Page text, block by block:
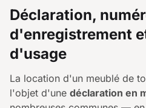
Déclaration,
d'enregistrement
d'usage
La location d'un meublé de
l'objet d'une déclaration en